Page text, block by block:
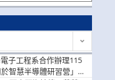
子工程系合作辦理115
智慧半導體研習營」，